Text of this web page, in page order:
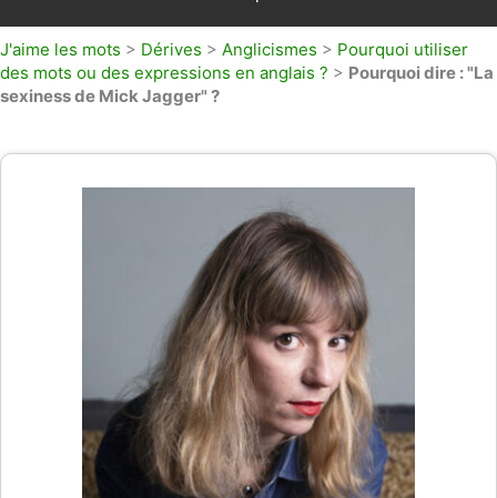
J'aime les mots > Dérives > Anglicismes > Pourquoi utiliser
des mots ou des expressions en anglais ? > Pourquoi dire : "La
sexiness de Mick Jagger" ?